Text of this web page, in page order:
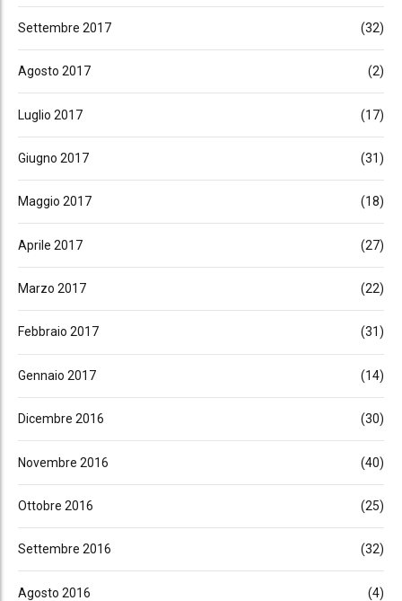
Settembre 2017 (32)
Agosto 2017 (2)
Luglio 2017 (17)
Giugno 2017 (31)
Maggio 2017 (18)
Aprile 2017 (27)
Marzo 2017 (22)
Febbraio 2017 (31)
Gennaio 2017 (14)
Dicembre 2016 (30)
Novembre 2016 (40)
Ottobre 2016 (25)
Settembre 2016 (32)
Agosto 2016 (4)